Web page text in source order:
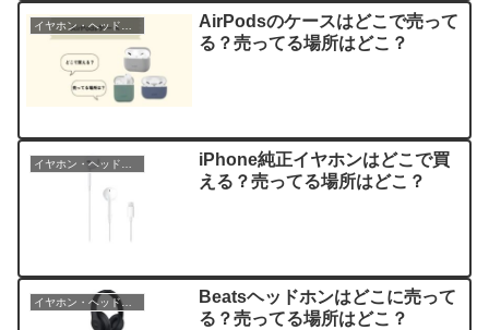
AirPodsのケースはどこで売って
る？売ってる場所はどこ？
iPhone純正イヤホンはどこで買
える？売ってる場所はどこ？
イヤホン・ヘッドホン
Beatsヘッドホンはどこに売って
る？売ってる場所はどこ？